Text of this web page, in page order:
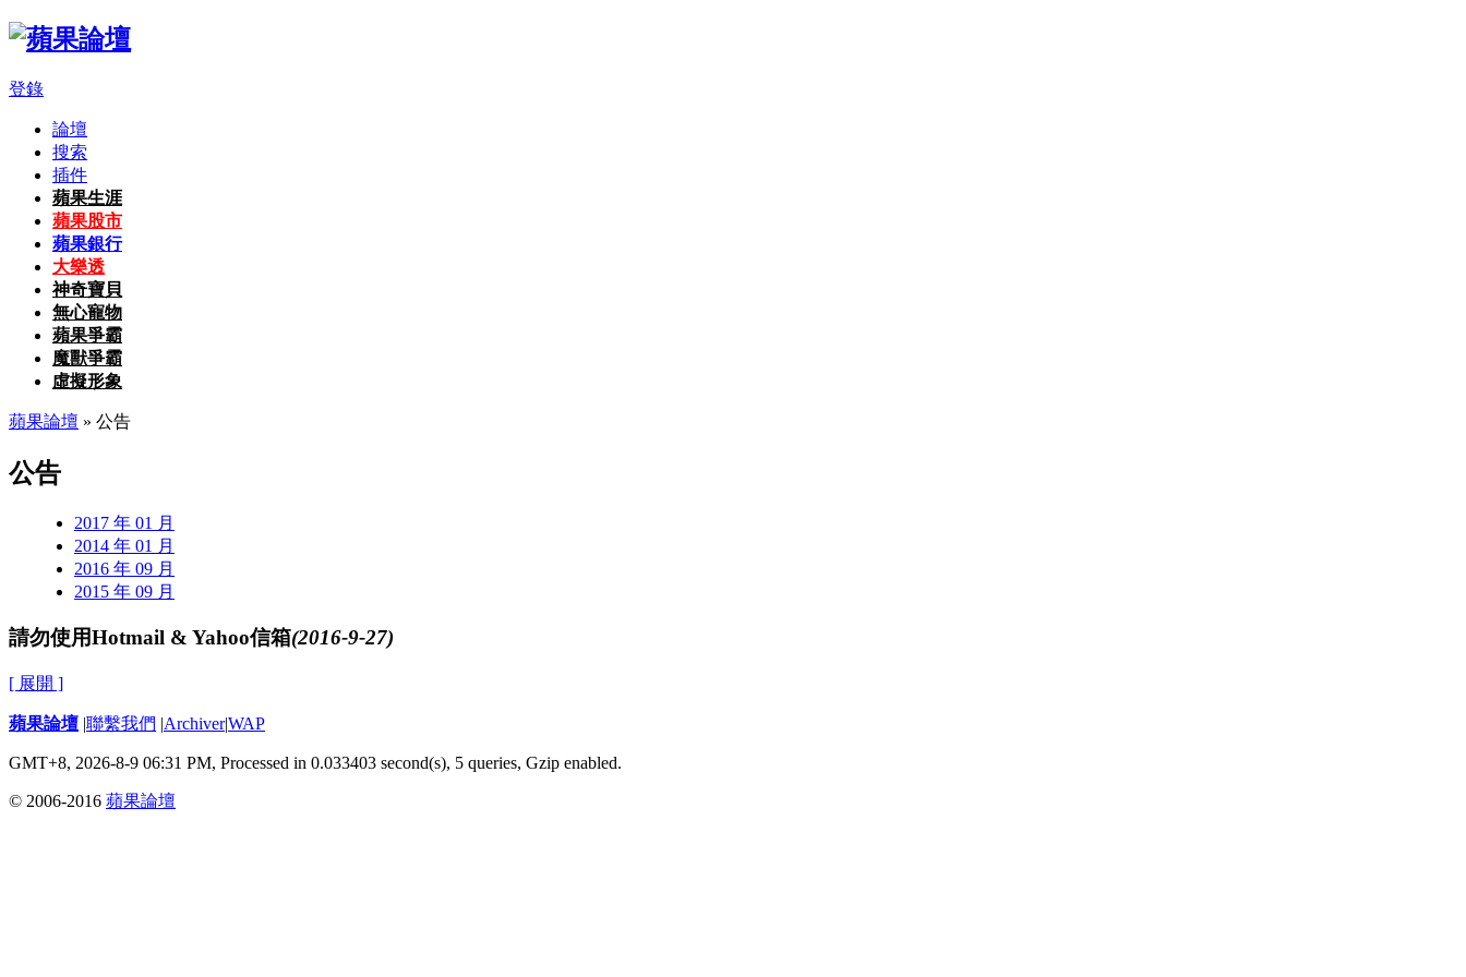
登錄
論壇
搜索
插件
蘋果生涯
蘋果股市
蘋果銀行
大樂透
神奇寶貝
無心寵物
蘋果爭霸
魔獸爭霸
虛擬形象
蘋果論壇 » 公告
公告
2017 年 01 月
2014 年 01 月
2016 年 09 月
2015 年 09 月
請勿使用Hotmail & Yahoo信箱(2016-9-27)
[ 展開 ]
蘋果論壇 |聯繫我們 |Archiver|WAP
GMT+8, 2026-8-9 06:31 PM, Processed in 0.033403 second(s), 5 queries, Gzip enabled.
© 2006-2016 蘋果論壇